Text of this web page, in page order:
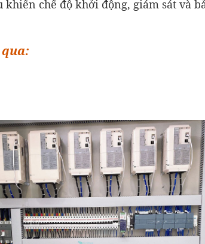
chế độ khởi động, giám sát và